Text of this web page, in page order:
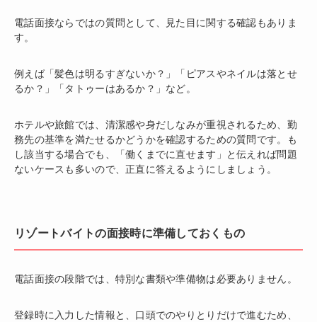
電話面接ならではの質問として、見た目に関する確認もありま
す。
例えば「髪色は明るすぎないか？」「ピアスやネイルは落とせ
るか？」「タトゥーはあるか？」など。
ホテルや旅館では、清潔感や身だしなみが重視されるため、勤
務先の基準を満たせるかどうかを確認するための質問です。も
し該当する場合でも、「働くまでに直せます」と伝えれば問題
ないケースも多いので、正直に答えるようにしましょう。
リゾートバイトの面接時に準備しておくもの
電話面接の段階では、特別な書類や準備物は必要ありません。
登録時に入力した情報と、口頭でのやりとりだけで進むため、